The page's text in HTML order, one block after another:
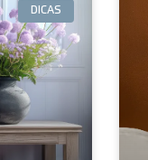
DICAS